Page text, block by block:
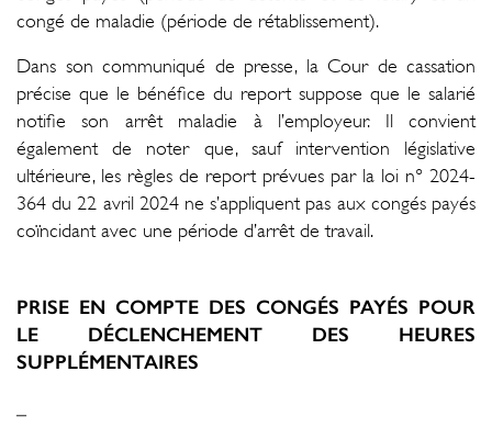
congé de maladie (période de rétablissement).
Dans son communiqué de presse, la Cour de cassation
précise que le bénéfice du report suppose que le salarié
notifie son arrêt maladie à l’employeur. Il convient
également de noter que, sauf intervention législative
ultérieure, les règles de report prévues par la loi n° 2024-
364 du 22 avril 2024 ne s’appliquent pas aux congés payés
coïncidant avec une période d’arrêt de travail.
PRISE EN COMPTE DES CONGÉS PAYÉS POUR
LE DÉCLENCHEMENT DES HEURES
SUPPLÉMENTAIRES